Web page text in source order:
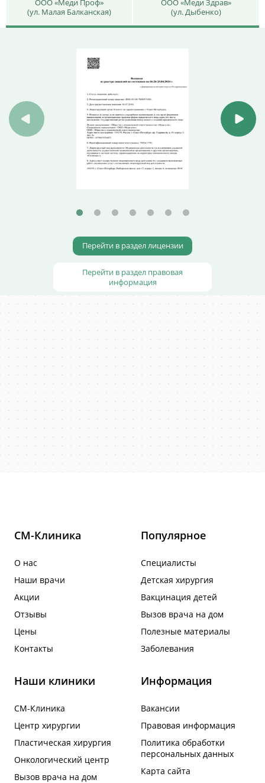
ООО «Меди Проф»
(ул. Малая Балканская)
ООО «Меди Здрав»
(ул. Дыбенко)
Перейти в раздел лицензии
Перейти в раздел правовая
информация
СМ-Клиника
О нас
Наши врачи
Акции
Отзывы
Цены
Контакты
Популярное
Специалисты
Детская хирургия
Вакцинация детей
Вызов врача на дом
Полезные материалы
Заболевания
Наши клиники
СМ-Клиника
Центр хирургии
Пластическая хирургия
Онкологический центр
Вызов врача на дом
Информация
Вакансии
Правовая информация
Политика обработки
персональных данных
Карта сайта